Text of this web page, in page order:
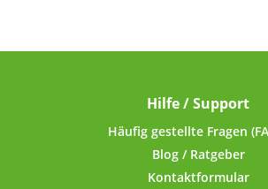
Hilfe / Support
Häufig gestellte Fragen
Blog / Ratgeber
Kontaktformular